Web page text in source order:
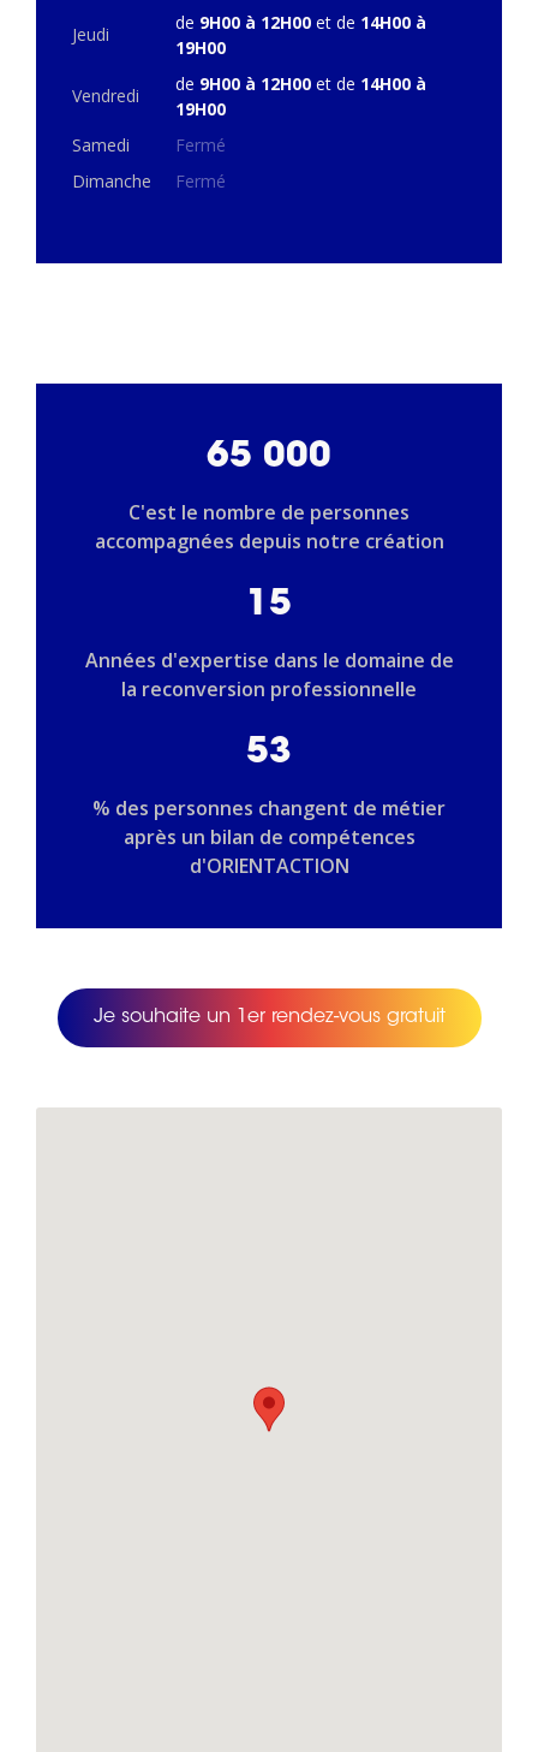
Jeudi
de 9H00 à 12H00 et de 14H00 à
19H00
Vendredi
de 9H00 à 12H00 et de 14H00 à
19H00
Samedi
Fermé
Dimanche
Fermé
65 000
C'est le nombre de personnes
accompagnées depuis notre création
15
Années d'expertise dans le domaine de
la reconversion professionnelle
53
% des personnes changent de métier
après un bilan de compétences
d'ORIENTACTION
Je souhaite un 1er rendez-vous gratuit